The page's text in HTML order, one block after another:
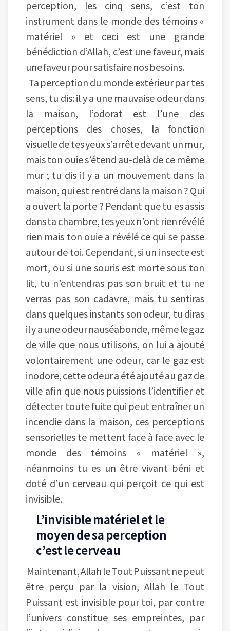
perception, les cinq sens, c’est ton
instrument dans le monde des témoins «
matériel » et ceci est une grande
bénédiction d’Allah, c’est une faveur, mais
une faveur pour satisfaire nos besoins.
Ta perception du monde extérieur par tes
sens, tu dis: il y a une mauvaise odeur dans
la maison, l’odorat est l’une des
perceptions des choses, la fonction
visuelle de tes yeux s’arrête devant un mur,
mais ton ouie s’étend au-delà de ce même
mur ; tu dis il y a un mouvement dans la
maison, qui est rentré dans la maison ? Qui
a ouvert la porte ? Pendant que tu es assis
dans ta chambre, tes yeux n’ont rien révélé
rien mais ton ouie a révélé ce qui se passe
autour de toi. Cependant, si un insecte est
mort, ou si une souris est morte sous ton
lit, tu n’entendras pas son bruit et tu ne
verras pas son cadavre, mais tu sentiras
dans quelques instants son odeur, tu diras
il y a une odeur nauséabonde, même le gaz
de ville que nous utilisons, on lui a ajouté
volontairement une odeur, car le gaz est
inodore, cette odeur a été ajouté au gaz de
ville afin que nous puissions l’identifier et
détecter toute fuite qui peut entraîner un
incendie dans la maison, ces perceptions
sensorielles te mettent face à face avec le
monde des témoins « matériel »,
néanmoins tu es un être vivant béni et
doté d’un cerveau qui perçoit ce qui est
invisible.
L’invisible matériel et le
moyen de sa perception
c’est le cerveau
Maintenant, Allah le Tout Puissant ne peut
être perçu par la vision, Allah le Tout
Puissant est invisible pour toi, par contre
l’univers constitue ses empreintes, par